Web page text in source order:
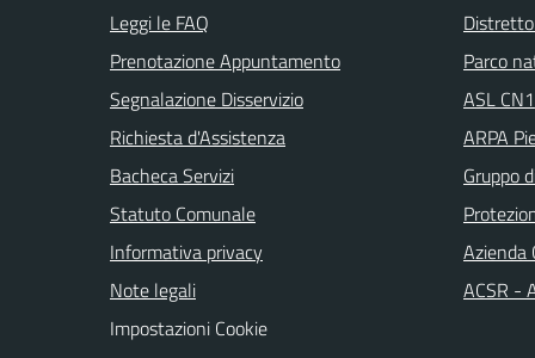
Leggi le FAQ
Prenotazione Appuntamento
Segnalazione Disservizio
Richiesta d'Assistenza
Bacheca Servizi
Statuto Comunale
Informativa privacy
Note legali
Impostazioni Cookie
Parco
ASL CN1
ARPA
Gruppo
Azienda
ACSR -